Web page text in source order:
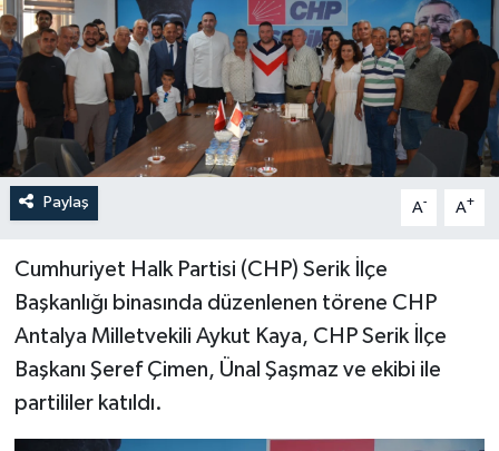
Paylaş A- A+
Cumhuriyet Halk Partisi (CHP) Serik İlçe
Başkanlığı binasında düzenlenen törene CHP
Antalya Milletvekili Aykut Kaya, CHP Serik İlçe
Başkanı Şeref Çimen, Ünal Şaşmaz ve ekibi ile
partililer katıldı.